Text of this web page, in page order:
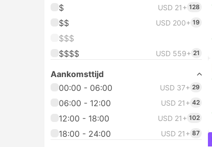
$
USD 21+ 128
$$ USD 200+ 19
$$$
$$$$
USD 559+ 21
Aankomsttijd
00:00 - 06:00
USD 37+ 29
06:00 - 12:00 USD 21+ 42
12:00 - 18:00 USD 21+ 102
18:00 - 24:00 USD 21+ 87